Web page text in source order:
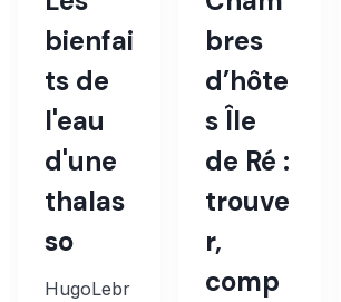
bienfai
ts de
l'eau
d'une
thalas
so
HugoLebr
bres
d’hôte
s Île
de Ré :
trouve
r,
comp